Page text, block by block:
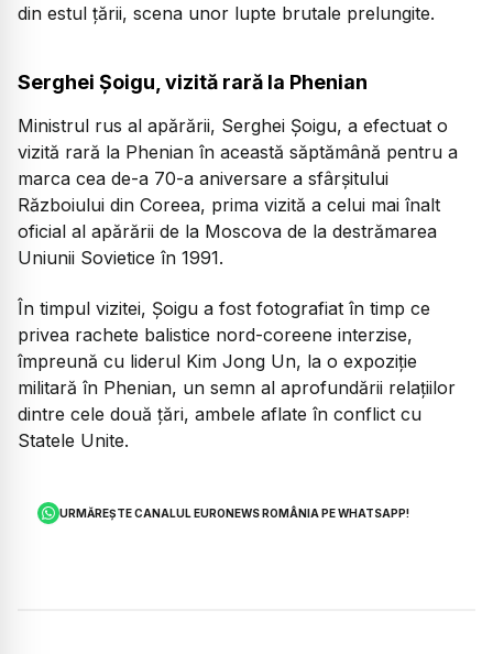
din estul ţării, scena unor lupte brutale prelungite.
Serghei Şoigu, vizită rară la Phenian
Ministrul rus al apărării, Serghei Şoigu, a efectuat o
vizită rară la Phenian în această săptămână pentru a
marca cea de-a 70-a aniversare a sfârşitului
Războiului din Coreea, prima vizită a celui mai înalt
oficial al apărării de la Moscova de la destrămarea
Uniunii Sovietice în 1991.
În timpul vizitei, Şoigu a fost fotografiat în timp ce
privea rachete balistice nord-coreene interzise,
împreună cu liderul Kim Jong Un, la o expoziţie
militară în Phenian, un semn al aprofundării relaţiilor
dintre cele două ţări, ambele aflate în conflict cu
Statele Unite.
URMĂREȘTE CANALUL EURONEWS ROMÂNIA PE WHATSAPP!